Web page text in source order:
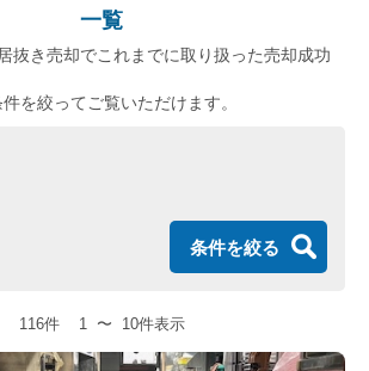
一覧
抜き売却でこれまでに取り扱った売却成功
を絞ってご覧いただけます。
条件を絞る
116件 1 〜 10件表示